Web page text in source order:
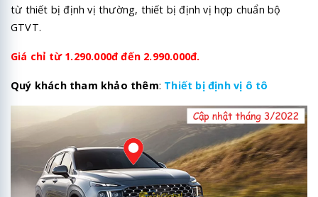
từ thiết bị định vị thường, thiết bị định vị hợp chuẩn bộ
GTVT.
Giá chỉ từ 1.290.000đ đến 2.990.000đ.
Quý khách tham khảo thêm: Thiết bị định vị ô tô